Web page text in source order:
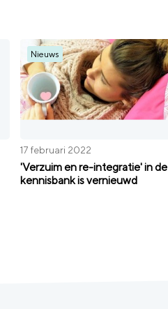
Nieuws
17 februari 2022
'Verzuim en re-integratie' in de
kennisbank is vernieuwd